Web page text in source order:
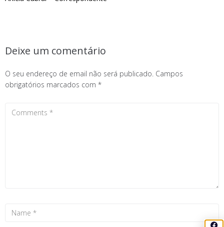
Deixe um comentário
O seu endereço de email não será publicado. Campos
obrigatórios marcados com *